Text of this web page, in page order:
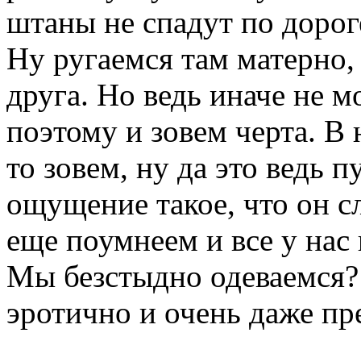
штаны не спадут по
Ну ругаемся там
друга. Но ведь иначе не
поэтому и зовем черта.
то зовем, ну да это ведь
ощущение такое, что он
еще поумнеем и все у нас
Мы безстыдно
эротично и очень даже